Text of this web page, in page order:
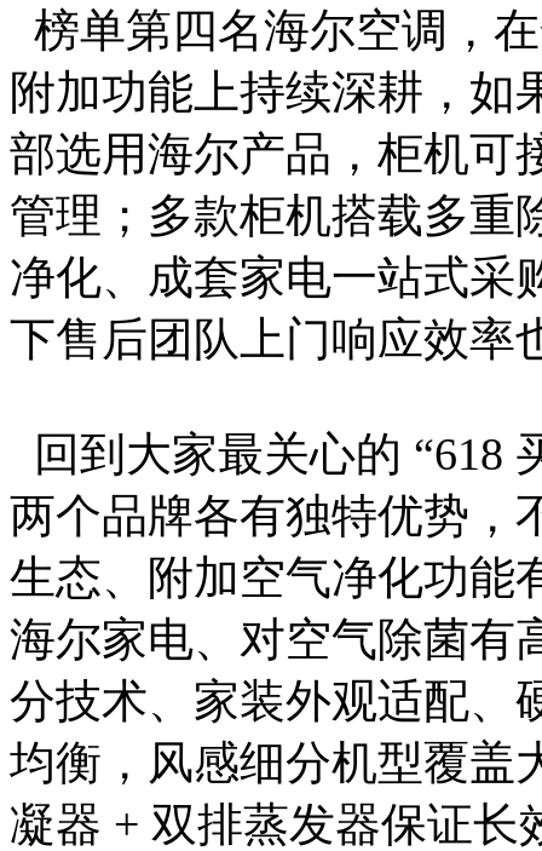
榜单第四名海尔空调，
附加功能上持续深耕，如
部选用海尔产品，柜机可
管理；多款柜机搭载多重
净化、成套家电一站式采
下售后团队上门响应效率
回到大家最关心的 “618
两个品牌各有独特优势，
生态、附加空气净化功能
海尔家电、对空气除菌有
分技术、家装外观适配、
均衡，风感细分机型覆盖
凝器 + 双排蒸发器保证